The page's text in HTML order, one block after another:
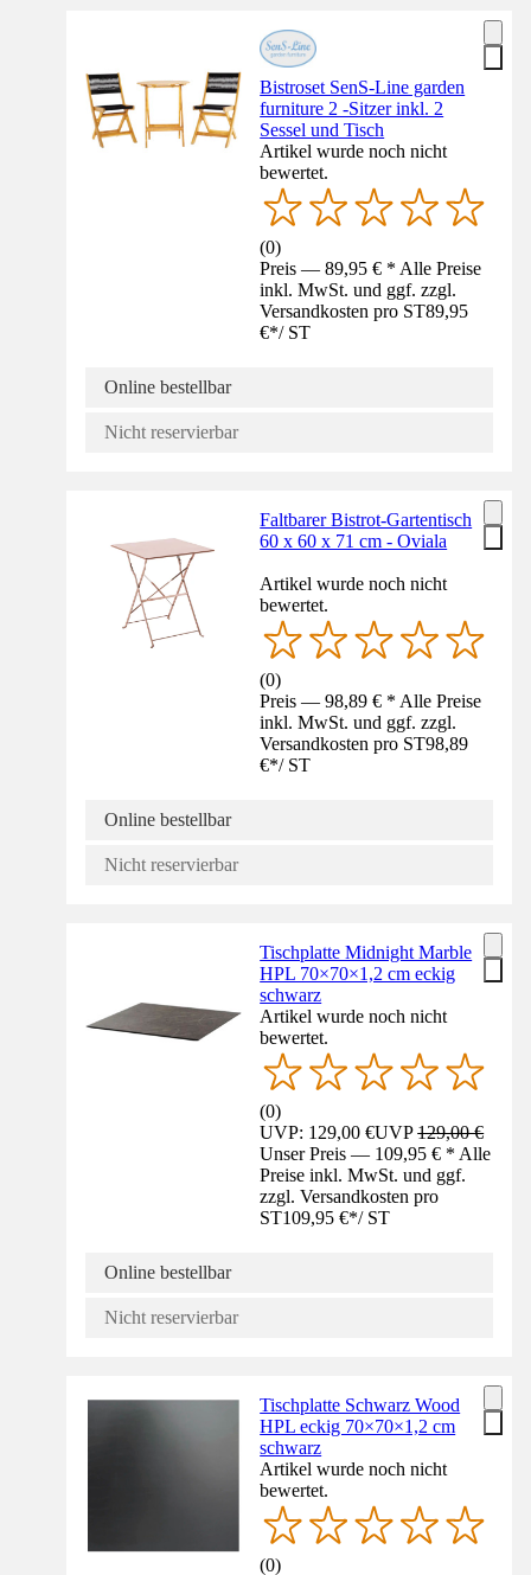
Bistroset SenS-Line garden
furniture 2 -Sitzer inkl. 2
Sessel und Tisch
Artikel wurde noch nicht
bewertet.
(0)
Preis — 89,95 € * Alle Preise
inkl. MwSt. und ggf. zzgl.
Versandkosten pro ST89,95
€*/ ST
Online bestellbar
Nicht reservierbar
Faltbarer Bistrot-Gartentisch
60 x 60 x 71 cm - Oviala
Artikel wurde noch nicht
bewertet.
(0)
Preis — 98,89 € * Alle Preise
inkl. MwSt. und ggf. zzgl.
Versandkosten pro ST98,89
€*/ ST
Online bestellbar
Nicht reservierbar
Tischplatte Midnight Marble
HPL 70×70×1,2 cm eckig
schwarz
Artikel wurde noch nicht
bewertet.
(0)
UVP: 129,00 €UVP129,00 €
Unser Preis — 109,95 € * Alle
Preise inkl. MwSt. und ggf.
zzgl. Versandkosten pro
ST109,95 €*/ ST
Online bestellbar
Nicht reservierbar
Tischplatte Schwarz Wood
HPL eckig 70×70×1,2 cm
schwarz
Artikel wurde noch nicht
bewertet.
(0)